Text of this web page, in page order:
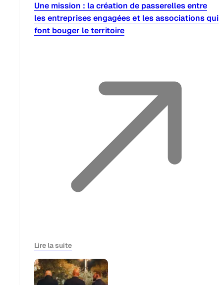
Une mission : la création de passerelles entre
les entreprises engagées et les associations qui
font bouger le territoire
Lire la suite